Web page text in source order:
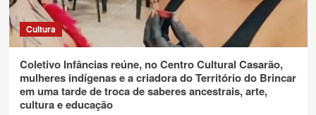
Cultura
Coletivo Infâncias reúne, no Centro Cultural Casarão,
mulheres indígenas e a criadora do Território do Brincar
em uma tarde de troca de saberes ancestrais, arte,
cultura e educação